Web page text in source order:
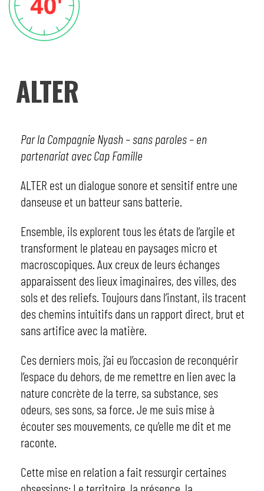
ALTER
Par la Compagnie Nyash – sans paroles – en
partenariat avec Cap Famille
ALTER est un dialogue sonore et sensitif entre une
danseuse et un batteur sans batterie.
Ensemble, ils explorent tous les états de l’argile et
transforment le plateau en paysages micro et
macroscopiques. Aux creux de leurs échanges
apparaissent des lieux imaginaires, des villes, des
sols et des reliefs. Toujours dans l’instant, ils tracent
des chemins intuitifs dans un rapport direct, brut et
sans artifice avec la matière.
Ces derniers mois, j’ai eu l’occasion de reconquérir
l’espace du dehors, de me remettre en lien avec la
nature concrète de la terre, sa substance, ses
odeurs, ses sons, sa force. Je me suis mise à
écouter ses mouvements, ce qu’elle me dit et me
raconte.
Cette mise en relation a fait ressurgir certaines